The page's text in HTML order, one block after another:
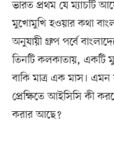
ভারত প্রথম যে ম্যাচটি
মুখোমুখি হওয়ার কথা
অনুযায়ী গ্রুপ পর্বে
তিনটি কলকাতায়, একটি
বাকি মাত্র এক মাস।
প্রেক্ষিতে আইসিসি কী
করার আছে?